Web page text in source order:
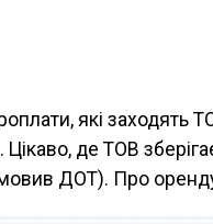
які заходять
Цікаво, де ТОВ
ДОТ). Про